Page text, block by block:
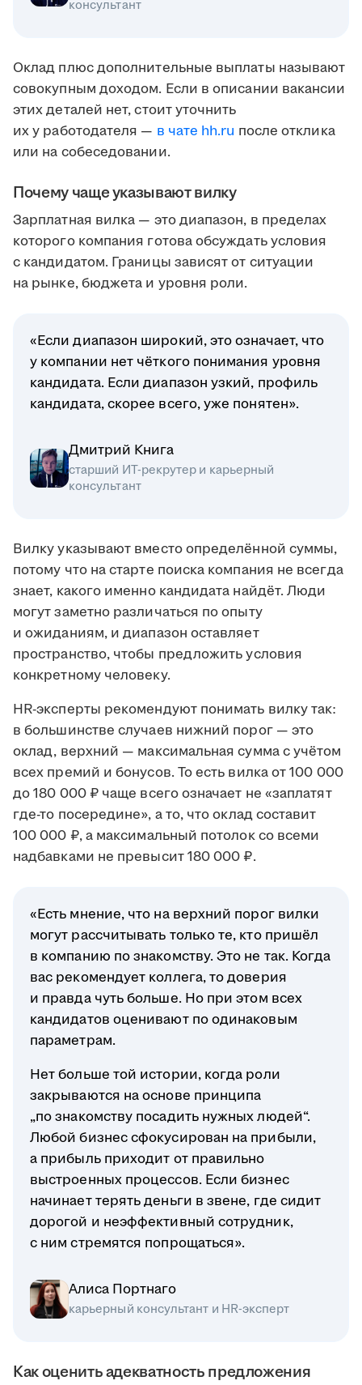
консультант
Оклад плюс дополнительные выплаты называют
совокупным доходом. Если в описании вакансии
этих деталей нет, стоит уточнить
их у работодателя — в чате hh.ru после отклика
или на собеседовании.
Почему чаще указывают вилку
Зарплатная вилка — это диапазон, в пределах
которого компания готова обсуждать условия
с кандидатом. Границы зависят от ситуации
на рынке, бюджета и уровня роли.
«Если диапазон широкий, это означает, что
у компании нет чёткого понимания уровня
кандидата. Если диапазон узкий, профиль
кандидата, скорее всего, уже понятен».
Дмитрий Книга
старший ИТ-рекрутер и карьерный
консультант
Вилку указывают вместо определённой суммы,
потому что на старте поиска компания не всегда
знает, какого именно кандидата найдёт. Люди
могут заметно различаться по опыту
и ожиданиям, и диапазон оставляет
пространство, чтобы предложить условия
конкретному человеку.
HR-эксперты рекомендуют понимать вилку так:
в большинстве случаев нижний порог — это
оклад, верхний — максимальная сумма с учётом
всех премий и бонусов. То есть вилка от 100 000
до 180 000 ₽ чаще всего означает не «заплатят
где-то посередине», а то, что оклад составит
100 000 ₽, а максимальный потолок со всеми
надбавками не превысит 180 000 ₽.
«Есть мнение, что на верхний порог вилки
могут рассчитывать только те, кто пришёл
в компанию по знакомству. Это не так. Когда
вас рекомендует коллега, то доверия
и правда чуть больше. Но при этом всех
кандидатов оценивают по одинаковым
параметрам.
Нет больше той истории, когда роли
закрываются на основе принципа
„по знакомству посадить нужных людей“.
Любой бизнес сфокусирован на прибыли,
а прибыль приходит от правильно
выстроенных процессов. Если бизнес
начинает терять деньги в звене, где сидит
дорогой и неэффективный сотрудник,
с ним стремятся попрощаться».
Алиса Портнаго
карьерный консультант и HR-эксперт
Как оценить адекватность предложения